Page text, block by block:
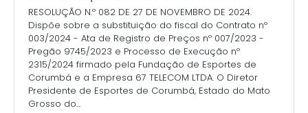
RESOLUÇÃO N.º 082 DE 27 DE NOVEMBRO DE 2024.
Dispõe sobre a substituição do fiscal do Contrato nº
003/2024 - Ata de Registro de Preços nº 007/2023 -
Pregão 9745/2023 e Processo de Execução nº
2315/2024 firmado pela Fundação de Esportes de
Corumbá e a Empresa 67 TELECOM LTDA. O Diretor
Presidente de Esportes de Corumbá, Estado do Mato
Grosso do...